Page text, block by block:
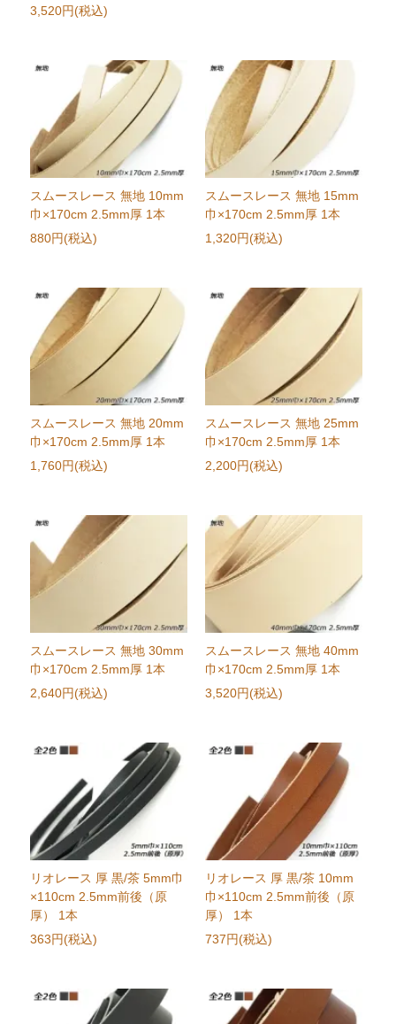
3,520円(税込)
スムースレース 無地 10mm
巾×170cm 2.5mm厚 1本
880円(税込)
スムースレース 無地 15mm
巾×170cm 2.5mm厚 1本
1,320円(税込)
スムースレース 無地 20mm
巾×170cm 2.5mm厚 1本
1,760円(税込)
スムースレース 無地 25mm
巾×170cm 2.5mm厚 1本
2,200円(税込)
スムースレース 無地 30mm
巾×170cm 2.5mm厚 1本
2,640円(税込)
スムースレース 無地 40mm
巾×170cm 2.5mm厚 1本
3,520円(税込)
リオレース 厚 黒/茶 5mm巾
×110cm 2.5mm前後（原
厚） 1本
363円(税込)
リオレース 厚 黒/茶 10mm
巾×110cm 2.5mm前後（原
厚） 1本
737円(税込)